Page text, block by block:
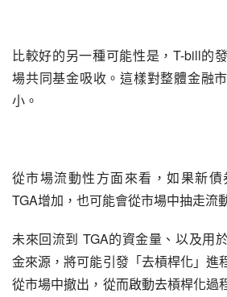
比較好的另一種可能性是，T-bill的
場共同基金吸收。這樣對整體金融
小。
從市場流動性方面來看，如果新
TGA增加，也可能會從市場中抽走流
未來回流到 TGA的資金量、以及用
金來源，將可能引發「去槓桿化」進
從市場中撤出，從而啟動去槓桿化過